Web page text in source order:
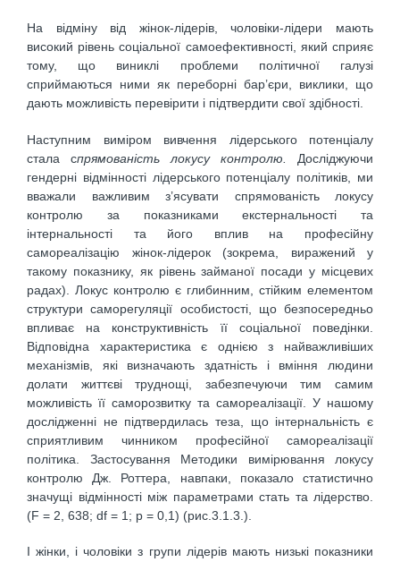
На відміну від жінок-лідерів, чоловіки-лідери мають
високий рівень соціальної самоефективності, який сприяє
тому, що виниклі проблеми політичної галузі
сприймаються ними як переборні бар’єри, виклики, що
дають можливість перевірити і підтвердити свої здібності.
Наступним виміром вивчення лідерського потенціалу
стала спрямованість локусу контролю.
Досліджуючи
гендерні відмінності лідерського потенціалу політиків, ми
вважали важливим з’ясувати спрямованість локусу
контролю за показниками екстернальності та
інтернальності та його вплив на професійну
самореалізацію жінок-лідерок (зокрема, виражений у
такому показнику, як рівень займаної посади у місцевих
радах). Локус контролю є глибинним, стійким елементом
структури саморегуляції особистості, що безпосередньо
впливає на конструктивність її соціальної поведінки.
Відповідна характеристика є однією з найважливіших
механізмів, які визначають здатність і вміння людини
долати життєві труднощі, забезпечуючи тим самим
можливість її саморозвитку та самореалізації. У нашому
дослідженні не підтвердилась теза, що інтернальність є
сприятливим чинником професійної самореалізації
політика. Застосування Методики вимірювання локусу
контролю Дж. Роттера, навпаки, показало статистично
значущі відмінності між параметрами стать та лідерство.
(F = 2, 638; df = 1; p = 0,1) (рис.3.1.3.).
І жінки, і чоловіки з групи лідерів мають низькі показники